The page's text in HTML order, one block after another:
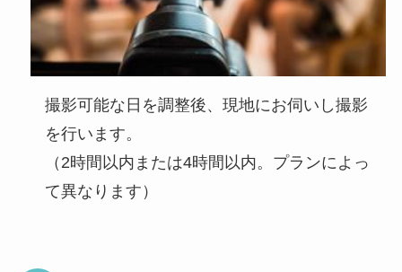
撮影可能な日を調整後、現地にお伺いし撮影
を行います。
（2時間以内または4時間以内。プランによっ
て異なります）